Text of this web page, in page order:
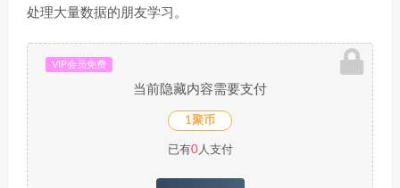
处理大量数据的朋友学习。
VIP会员免费
当前隐藏内容需要支付
1聚币
已有0人支付